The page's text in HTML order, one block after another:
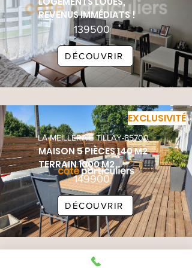
REVENUS IMMÉDIATS !
139500
DÉCOUVRIR
EXCLUSIVITÉ
LA MEILLERAIE TILLAY-85700
MAISON 5 PIÈCES 140 M2
TERRAIN 1000 M2
149900
DÉCOUVRIR